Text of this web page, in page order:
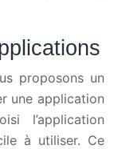
proposons un
une application
l’application
à utiliser. Ce